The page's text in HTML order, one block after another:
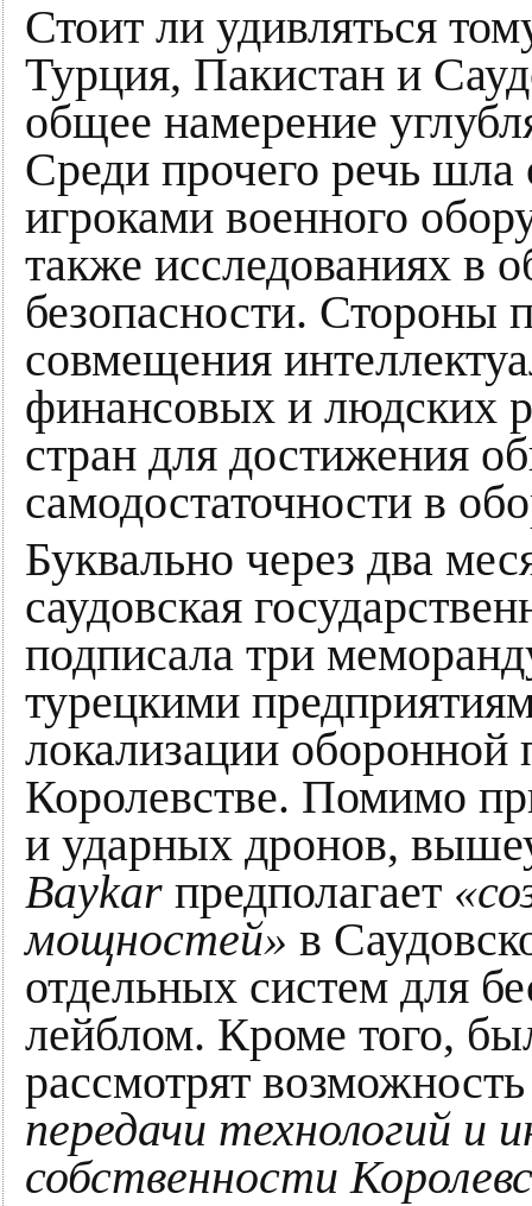
Стоит ли удивляться
Турция, Пакистан и
общее намерение
Среди прочего речь шла
игроками военного
также исследованиях в
безопасности. Стороны
совмещения
финансовых и людских
стран для достижения
самодостаточности в
Буквально через два
саудовская
подписала три
турецкими
локализации
Королевстве. Помимо
и ударных дронов,
Baykar предполагает
мощностей» в
отдельных систем для
лейблом. Кроме того,
рассмотрят
передачи технологий и
собственности